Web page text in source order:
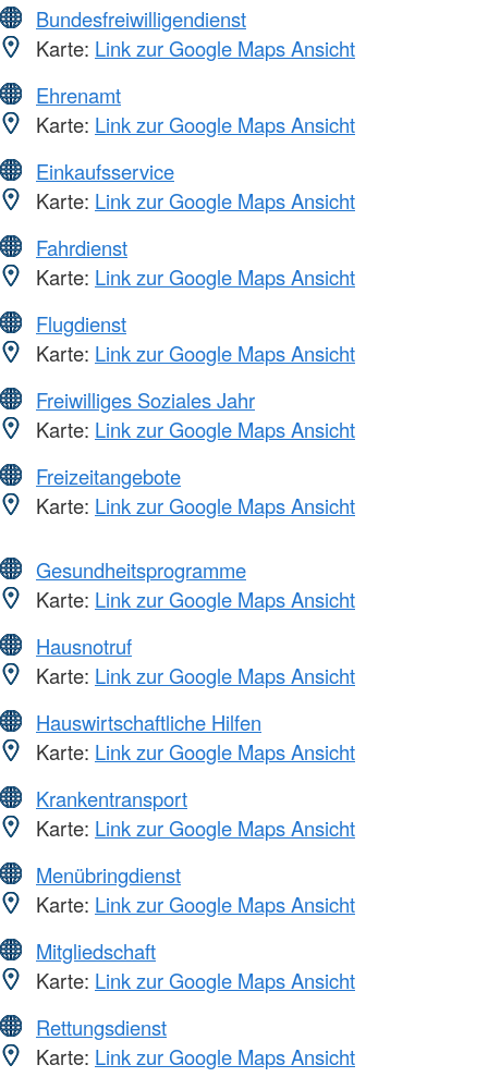
Bundesfreiwilligendienst
Karte: Link zur Google Maps Ansicht
Ehrenamt
Karte: Link zur Google Maps Ansicht
Einkaufsservice
Karte: Link zur Google Maps Ansicht
Fahrdienst
Karte: Link zur Google Maps Ansicht
Flugdienst
Karte: Link zur Google Maps Ansicht
Freiwilliges Soziales Jahr
Karte: Link zur Google Maps Ansicht
Freizeitangebote
Karte: Link zur Google Maps Ansicht
Gesundheitsprogramme
Karte: Link zur Google Maps Ansicht
Hausnotruf
Karte: Link zur Google Maps Ansicht
Hauswirtschaftliche Hilfen
Karte: Link zur Google Maps Ansicht
Krankentransport
Karte: Link zur Google Maps Ansicht
Menübringdienst
Karte: Link zur Google Maps Ansicht
Mitgliedschaft
Karte: Link zur Google Maps Ansicht
Rettungsdienst
Karte: Link zur Google Maps Ansicht